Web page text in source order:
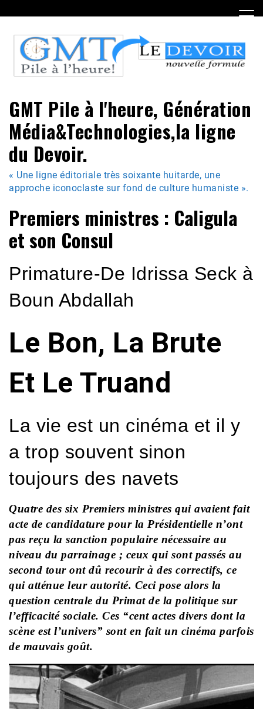
to
content
GMT Pile à l'heure, Génération
Média&Technologies,la ligne
du Devoir.
« Une ligne éditoriale très soixante huitarde, une
approche iconoclaste sur fond de culture humaniste ».
Premiers ministres : Caligula
et son Consul
Primature-De Idrissa Seck à
Boun Abdallah
Le Bon, La Brute
Et Le Truand
La vie est un cinéma et il y
a trop souvent sinon
toujours des navets
Quatre des six Premiers ministres qui avaient fait
acte de candidature pour la Présidentielle n’ont
pas reçu la sanction populaire nécessaire au
niveau du parrainage ; ceux qui sont passés au
second tour ont dû recourir à des correctifs, ce
qui atténue leur autorité. Ceci pose alors la
question centrale du Primat de la politique sur
l’efficacité sociale. Ces “cent actes divers dont la
scène est l’univers” sont en fait un cinéma parfois
de mauvais goût.